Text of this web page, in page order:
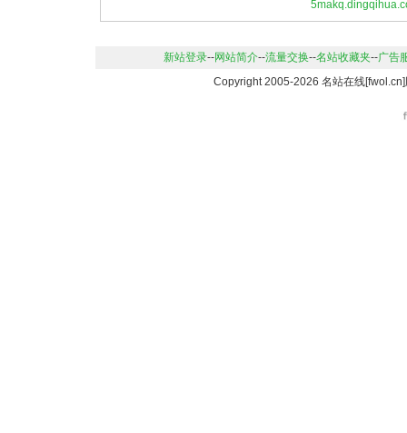
新站登录--网站简介--流量交换--名站收藏夹--广告
Copyright 2005-2026 名站在线